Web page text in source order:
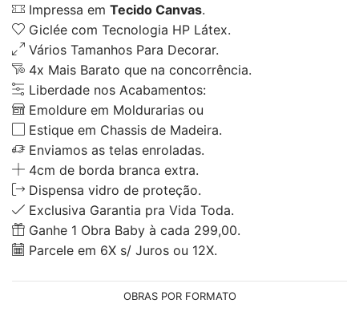
Impressa em Tecido Canvas.
Giclée com Tecnologia HP Látex.
Vários Tamanhos Para Decorar.
4x Mais Barato que na concorrência.
Liberdade nos Acabamentos:
Emoldure em Moldurarias ou
Estique em Chassis de Madeira.
Enviamos as telas enroladas.
4cm de borda branca extra.
Dispensa vidro de proteção.
Exclusiva Garantia pra Vida Toda.
Ganhe 1 Obra Baby à cada 299,00.
Parcele em 6X s/ Juros ou 12X.
OBRAS POR FORMATO